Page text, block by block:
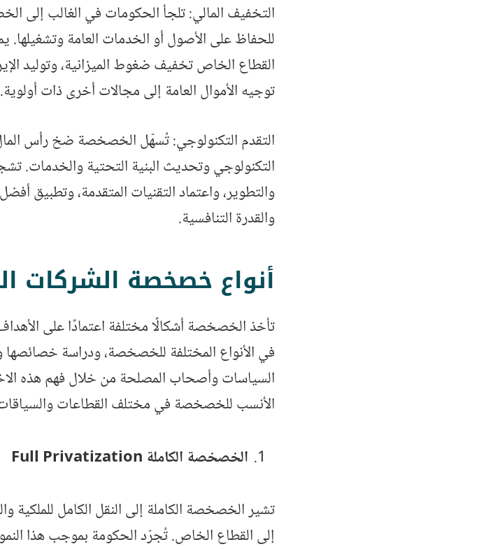
التخفيف المالي: تلجأ الحكومات في الغالب إلى
للحفاظ على الأصول أو الخدمات العامة
القطاع الخاص تخفيف ضغوط الميزانية، وتوليد
توجيه الأموال العامة إلى مجالات أخرى ذات أولوية.
التقدم التكنولوجي: تُسهّل الخصخصة ضخ رأس
التكنولوجي وتحديث البنية التحتية والخدمات.
والتطوير، واعتماد التقنيات المتقدمة، وتطبيق
والقدرة التنافسية.
أنواع خصخصة الشركات
تأخذ الخصخصة أشكالًا مختلفة اعتمادًا على
في الأنواع المختلفة للخصخصة، ودراسة خصائصها
السياسات وأصحاب المصلحة من خلال فهم هذه
الأنسب للخصخصة في مختلف القطاعات
الخصخصة الكاملة Full Privatization
تشير الخصخصة الكاملة إلى النقل الكامل
إلى القطاع الخاص. تُجرّد الحكومة بموجب هذا